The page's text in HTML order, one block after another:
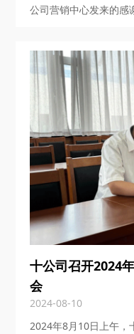
公司营销中心发来的感
十公司召开2024
会
2024-08-10
2024年8月10日上午，